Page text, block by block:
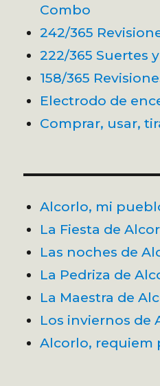
Combo
242/365
222/365 Suertes
158/365
Electrodo de
Comprar, usar,
Alcorlo, mi
La Fiesta de
Las noches de
La Pedriza de
La Maestra de
Los inviernos de
Alcorlo, requiem